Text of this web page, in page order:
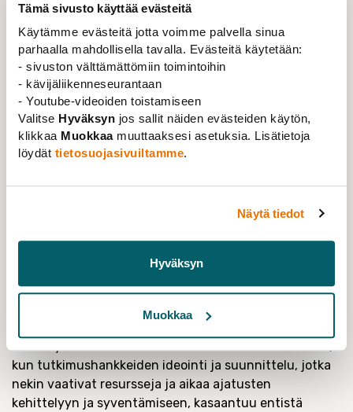
Tämä sivusto käyttää evästeitä
Käytämme evästeitä jotta voimme palvella sinua
parhaalla mahdollisella tavalla. Evästeitä käytetään:
- sivuston välttämättömiin toimintoihin
- kävijäliikenneseurantaan
- Youtube-videoiden toistamiseen
Valitse Hyväksyn jos sallit näiden evästeiden käytön,
klikkaa Muokkaamuuttaaksesi asetuksia. Lisätietoja
löydät tietosuojasivuiltamme.
Näytä tiedot
Hyväksyn
Muokkaa
pitkäjänteiseltä T&K-politiikalta, johon myös nykyiset
hallituspuolueet ovat sitoutuneet.
Suomen Akateemisten tutkijoiden yhdistys SATY:n
jäseniä työskentelee tutkimuslaitoksissa monissa eri
tehtävissä. He haluavat tehdä työnsä hyvin, ja virassa
olevia sitoo lisäksi virkavastuu. Nyttutkijoiden työolot
ja tieteentekemisen edellytykset uhkaavat heikentyä,
kun tutkimuslaitoksissa työskentelyn painopiste siirtyy
tutkimustoimintaa supistetaan mm.
terveysturvallisuusosastolta ja THL:n ylläpitämiä pitkiä
terveydestä ja ravitsemuksesta
vähentyä tutkimushenkilöstön harventumisen vuoksi,
kun tutkimushankkeiden ideointi ja suunnittelu, jotka
nekin vaativat resursseja ja aikaa ajatusten
kehittelyyn ja syventämiseen, kasaantuu entistä